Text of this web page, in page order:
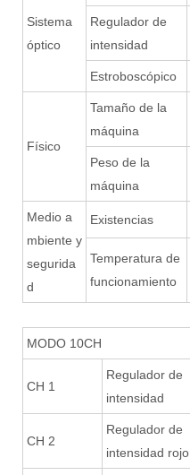
Sistema
óptico
Regulador de
intensidad
Estroboscópico
Físico
Tamaño de la
máquina
Peso de la
máquina
Medio a
mbiente y
segurida
d
Existencias
Temperatura de
funcionamiento
MODO 10CH
CH 1
Regulador de
intensidad
CH 2
Regulador de
intensidad rojo